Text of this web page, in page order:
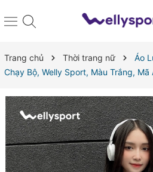
Trang chủ Thời trang nữ
Áo
Chạy Bộ, Welly Sport, Màu Trắng, Mã